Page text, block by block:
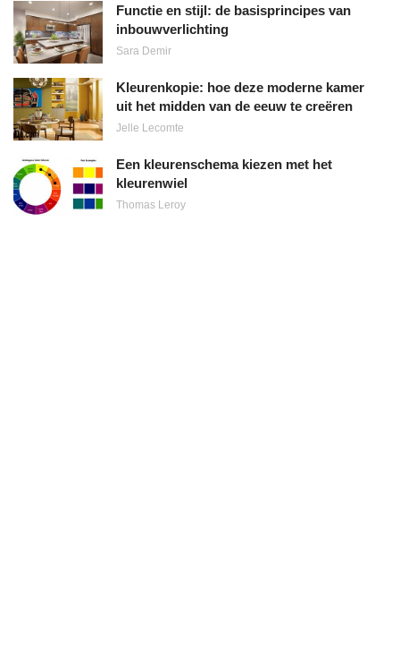
Functie en stijl: de basisprincipes van
inbouwverlichting
Sara Demir
Kleurenkopie: hoe deze moderne kamer
uit het midden van de eeuw te creëren
Jelle Lecomte
Een kleurenschema kiezen met het
kleurenwiel
Thomas Leroy